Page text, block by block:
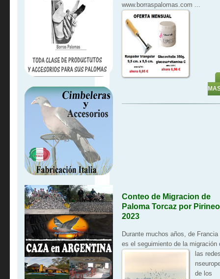
www.borraspalomas.com ...
Conteo de Migracion de
Paloma Torcaz por
2023
Durante muchos años, de
es el seguimiento de la migración
las
de los